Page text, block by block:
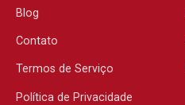
Blog
Contato
Termos de Serviço
Política de Privacidade